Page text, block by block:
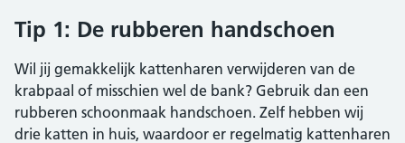
Tip 1: De rubberen handschoen
Wil jij gemakkelijk kattenharen verwijderen van de
krabpaal of misschien wel de bank? Gebruik dan een
rubberen schoonmaak handschoen. Zelf hebben wij
drie katten in huis, waardoor er regelmatig kattenharen